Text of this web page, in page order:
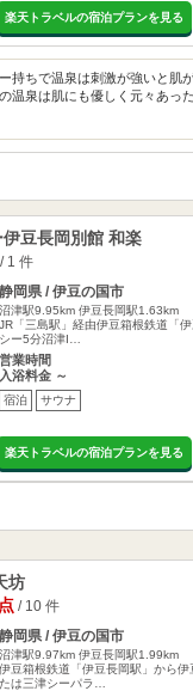
楽天トラベルの宿泊プランを見る
持ちで温泉は刺激が強いと肌
温泉は肌にも優しく元々あっ
豆長岡別館 和楽
1 件
静岡県 / 伊豆の国市
沼津駅9.95km 伊豆長岡駅1.63km
JR「三島駅」経由伊豆箱根鉄道「
シー5分沼津I…
営業時間
入浴料金 ～
宿泊 サウナ
楽天トラベルの宿泊プランを見る
坊
/ 10 件
静岡県 / 伊豆の国市
沼津駅9.97km 伊豆長岡駅1.99km
伊豆箱根鉄道「伊豆長岡駅」から伊
たは三津シーパラ…